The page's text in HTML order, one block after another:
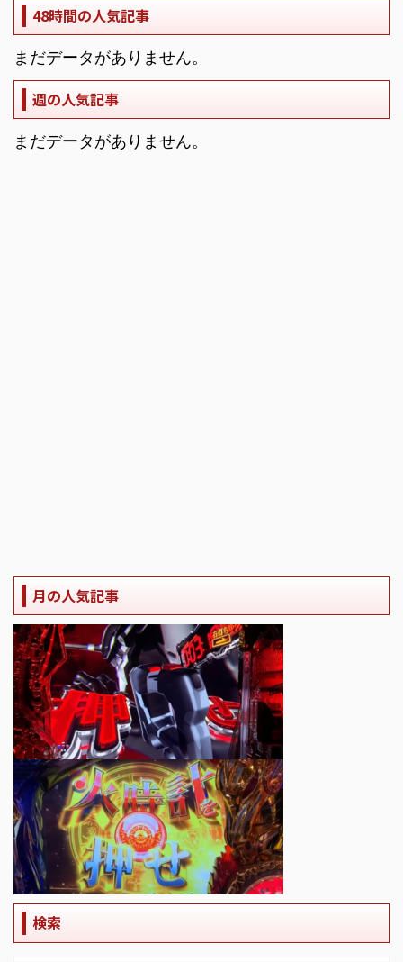
48時間の人気記事
まだデータがありません。
週の人気記事
まだデータがありません。
月の人気記事
検索